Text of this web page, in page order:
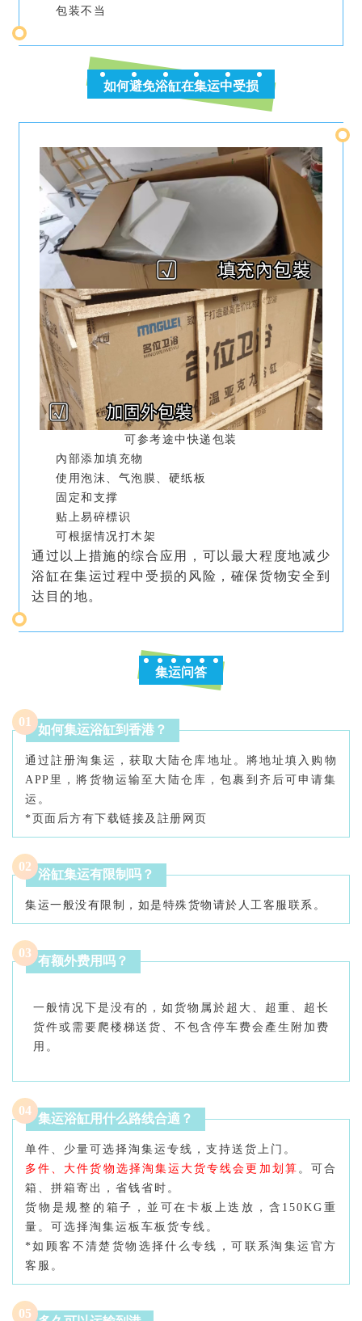
包装不当
如何避免浴缸在集运中受损
可参考途中快递包装
內部添加填充物
使用泡沫、气泡膜、硬纸板
固定和支撑
贴上易碎標识
可根据情况打木架
通过以上措施的综合应用，可以最大程度地减少
浴缸在集运过程中受损的风险，確保货物安全到
达目的地。
集运问答
01
如何集运浴缸到香港？
通过註册淘集运，获取大陆仓库地址。將地址填入购物
APP里，將货物运输至大陆仓库，包裹到齐后可申请集
运。
*页面后方有下载链接及註册网页
02
浴缸集运有限制吗？
集运一般没有限制，如是特殊货物请於人工客服联系。
03
有额外费用吗？
一般情况下是没有的，如货物属於超大、超重、超长
货件或需要爬楼梯送货、不包含停车费会產生附加费
用。
04
集运浴缸用什么路线合適？
单件、少量可选择淘集运专线，支持送货上门。
多件、大件货物选择淘集运大货专线会更加划算 。可合
箱、拼箱寄出，省钱省时。
货物是规整的箱子，並可在卡板上迭放，含150KG重
量。可选择淘集运板车板货专线。
*如顾客不清楚货物选择什么专线，可联系淘集运官方
客服。
05